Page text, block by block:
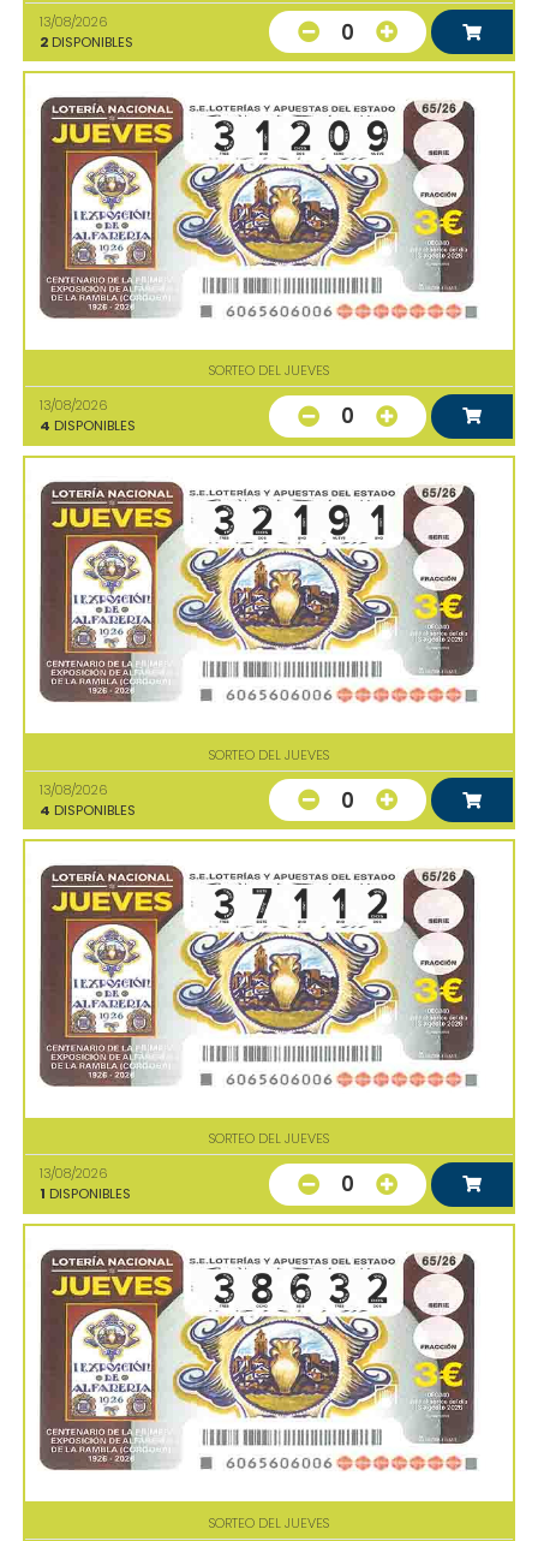
13/08/2026
2 DISPONIBLES 0
SORTEO DEL JUEVES
13/08/2026
4 DISPONIBLES 0
SORTEO DEL JUEVES
13/08/2026
4 DISPONIBLES 0
SORTEO DEL JUEVES
13/08/2026
1 DISPONIBLES 0
SORTEO DEL JUEVES